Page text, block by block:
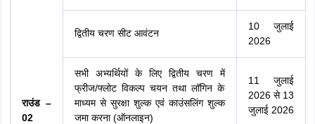
राउंड –
02
द्वितीय चरण सीट आवंटन
10 जुलाई
2026
सभी अभ्यर्थियों के लिए द्वितीय चरण में
फ्रीज/फ्लोट विकल्प चयन तथा लॉगिन के
माध्यम से सुरक्षा शुल्क एवं काउंसलिंग शुल्क
जमा करना (ऑनलाइन)
11 जुलाई
2026 से 13
जुलाई 2026